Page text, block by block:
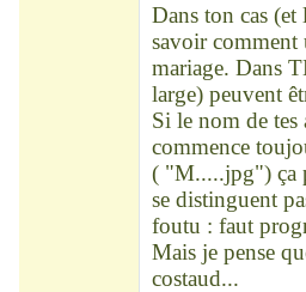
Dans ton cas (et
savoir comment
mariage. Dans
large) peuvent
Si le nom de tes
commence
( "M.....jpg") ça
se distinguent
foutu : faut
Mais je pense
costaud...